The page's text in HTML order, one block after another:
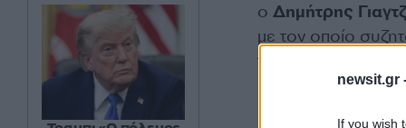
newsit.gr
If you wish
ο Δημήτρης
με τον οποίο
τα ήθη και έθιμα
Κέρκυρακαι